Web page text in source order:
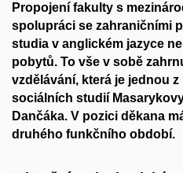
Propojení fakulty s
spolupráci se zahraničními
studia v anglickém jazyce
pobytů. To vše v sobě
vzdělávání, která je jednou
sociálních studií
Dančáka. V pozici děkana
druhého funkčního období.